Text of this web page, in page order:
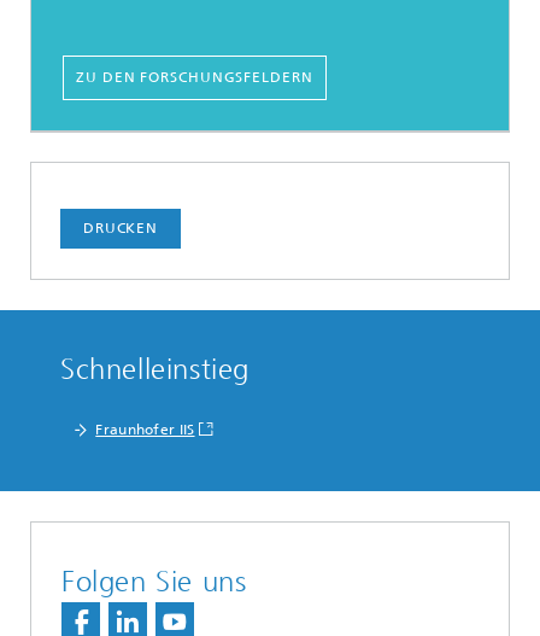
ZU DEN FORSCHUNGSFELDERN
DRUCKEN
Schnelleinstieg
Fraunhofer IIS
Folgen Sie uns